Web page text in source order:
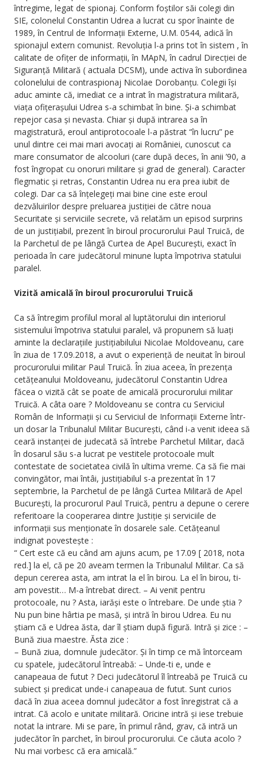
întregime, legat de spionaj. Conform foștilor săi colegi din
SIE, colonelul Constantin Udrea a lucrat cu spor înainte de
1989, în Centrul de Informații Externe, U.M. 0544, adică în
spionajul extern comunist. Revoluția l-a prins tot în sistem , în
calitate de ofițer de informații, în MApN, în cadrul Direcției de
Siguranță Militară ( actuala DCSM), unde activa în subordinea
colonelului de contraspionaj Nicolae Dorobanțu. Colegii își
aduc aminte că, imediat ce a intrat în magistratura militară,
viața ofițerașului Udrea s-a schimbat în bine. Și-a schimbat
repejor casa și nevasta. Chiar și după intrarea sa în
magistratură, eroul antiprotocoale l-a păstrat “în lucru” pe
unul dintre cei mai mari avocați ai României, cunoscut ca
mare consumator de alcooluri (care după deces, în anii ’90, a
fost îngropat cu onoruri militare și grad de general). Caracter
flegmatic și retras, Constantin Udrea nu era prea iubit de
colegi. Dar ca să înțelegeți mai bine cine este eroul
dezvăluirilor despre preluarea justiției de către noua
Securitate și serviciile secrete, vă relatăm un episod surprins
de un justițiabil, prezent în biroul procurorului Paul Truică, de
la Parchetul de pe lângă Curtea de Apel București, exact în
perioada în care judecătorul minune lupta împotriva statului
paralel.
Vizită amicală în biroul procurorului Truică
Ca să întregim profilul moral al luptătorului din interiorul
sistemului împotriva statului paralel, vă propunem să luați
aminte la declarațiile justițiabilului Nicolae Moldoveanu, care
în ziua de 17.09.2018, a avut o experiență de neuitat în biroul
procurorului militar Paul Truică. În ziua aceea, în prezența
cetățeanului Moldoveanu, judecătorul Constantin Udrea
făcea o vizită cât se poate de amicală procurorului militar
Truică. A câta oare ? Moldoveanu se contra cu Serviciul
Român de Informații și cu Serviciul de Informații Externe într-
un dosar la Tribunalul Militar București, când i-a venit ideea să
ceară instanței de judecată să întrebe Parchetul Militar, dacă
în dosarul său s-a lucrat pe vestitele protocoale mult
contestate de societatea civilă în ultima vreme. Ca să fie mai
convingător, mai întâi, justițiabilul s-a prezentat în 17
septembrie, la Parchetul de pe lângă Curtea Militară de Apel
București, la procurorul Paul Truică, pentru a depune o cerere
referitoare la cooperarea dintre Justiție și serviciile de
informații sus menționate în dosarele sale. Cetățeanul
indignat povestește :
“ Cert este că eu când am ajuns acum, pe 17.09 [ 2018, nota
red.] la el, că pe 20 aveam termen la Tribunalul Militar. Ca să
depun cererea asta, am intrat la el în birou. La el în birou, ti-
am povestit… M-a întrebat direct. – Ai venit pentru
protocoale, nu ? Asta, iarăși este o întrebare. De unde știa ?
Nu pun bine hârtia pe masă, și intră în birou Udrea. Eu nu
știam că e Udrea ăsta, dar îl știam după figură. Intră și zice : –
Bună ziua maestre. Ăsta zice :
– Bună ziua, domnule judecător. Și în timp ce mă întorceam
cu spatele, judecătorul întreabă: – Unde-ti e, unde e
canapeaua de futut ? Deci judecătorul îl întreabă pe Truică cu
subiect și predicat unde-i canapeaua de futut. Sunt curios
dacă în ziua aceea domnul judecător a fost înregistrat că a
intrat. Că acolo e unitate militară. Oricine intră și iese trebuie
notat la intrare. Mi se pare, în primul rând, grav, că intră un
judecător în parchet, în biroul procurorului. Ce căuta acolo ?
Nu mai vorbesc că era amicală.”